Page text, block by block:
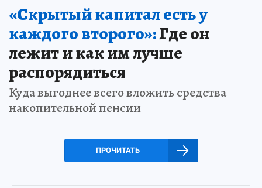
«Скрытый капитал есть у
каждого второго»:Где он
лежит и как им лучше
распорядиться
Куда выгоднее всего вложить средства
накопительной пенсии
ПРОЧИТАТЬ